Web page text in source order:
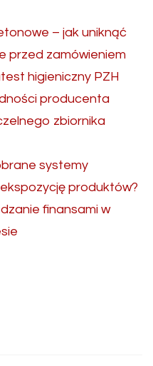
– jak uniknąć
przed zamówieniem
higieniczny PZH
producenta
zbiornika
systemy
produktów?
finansami w